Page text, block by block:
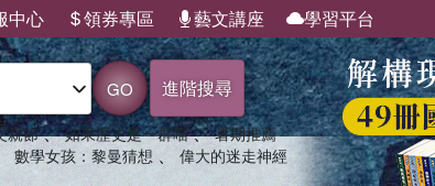
中心 領券專區 藝文講座 學習平台
GO 進階搜尋
親節 、 如果歷史是一群喵 、 暑期推薦
數學女孩：黎曼猜想 、 偉大的迷走神經